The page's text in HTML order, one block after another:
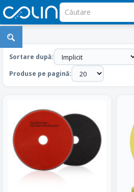
Bureti
Polish
Sortare după:
Produse pe pagină: